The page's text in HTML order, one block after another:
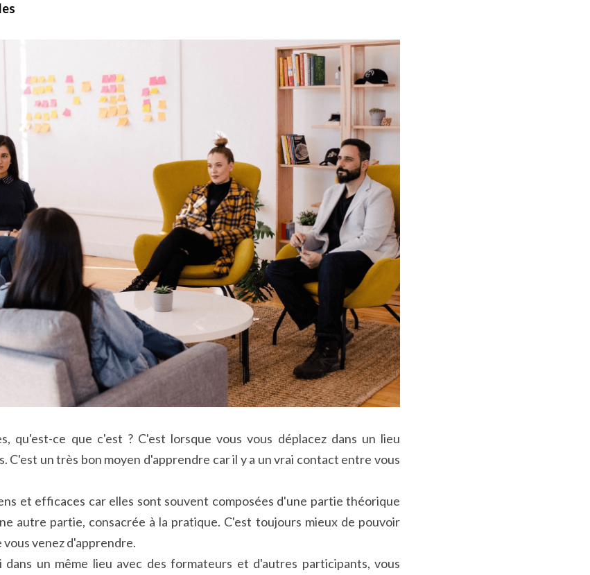
qu'est-ce que c'est ? C'est lorsque vous vous déplacez dans un lieu
C'est un très bon moyen d'apprendre car il y a un vrai contact entre vous
et efficaces car elles sont souvent composées d'une partie théorique
autre partie, consacrée à la pratique. C'est toujours mieux de pouvoir
venez d'apprendre.
un même lieu avec des formateurs et d'autres participants, vous